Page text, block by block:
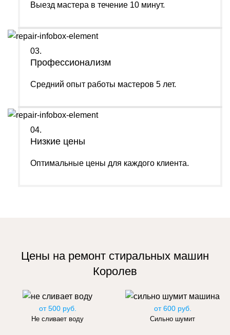
Выезд мастера в течение 10 минут.
03.
Профессионализм
Средний опыт работы мастеров 5 лет.
04.
Низкие цены
Оптимальные цены для каждого клиента.
Цены на ремонт стиральных машин
Королев
от 500 руб.
Не сливает воду
от 600 руб.
Сильно шумит